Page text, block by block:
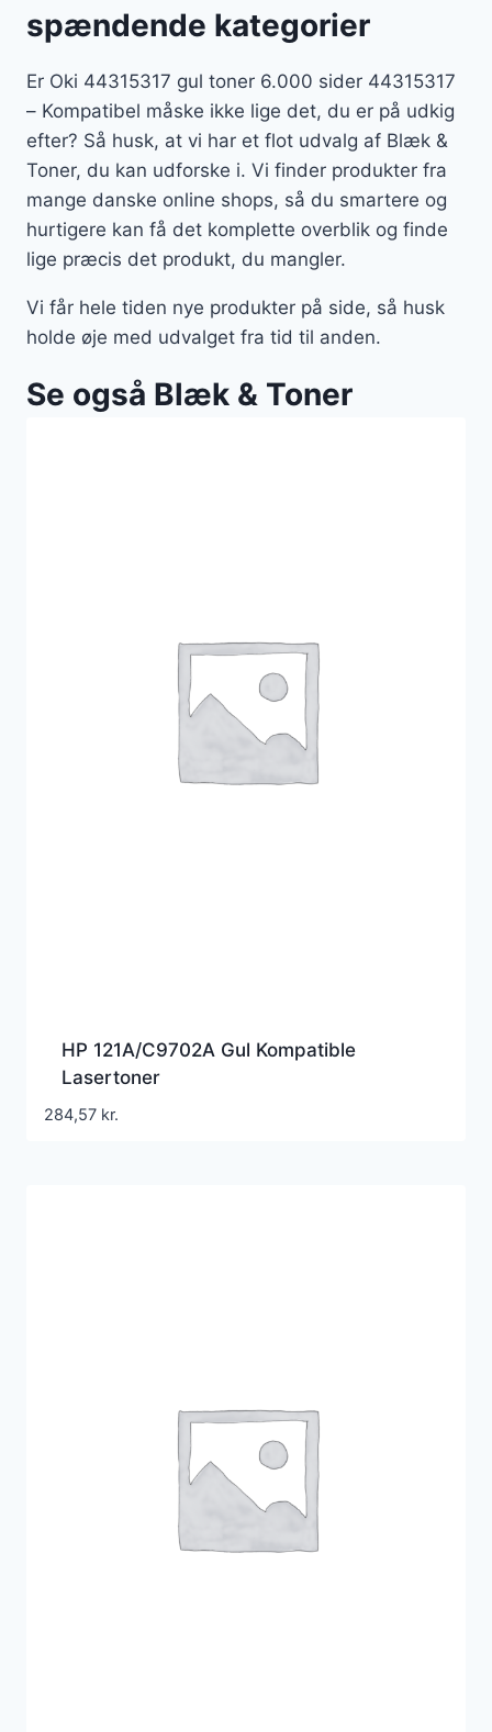
spændende kategorier
Er Oki 44315317 gul toner 6.000 sider 44315317
– Kompatibel måske ikke lige det, du er på udkig
efter? Så husk, at vi har et flot udvalg af Blæk &
Toner, du kan udforske i. Vi finder produkter fra
mange danske online shops, så du smartere og
hurtigere kan få det komplette overblik og finde
lige præcis det produkt, du mangler.
Vi får hele tiden nye produkter på side, så husk
holde øje med udvalget fra tid til anden.
Se også Blæk & Toner
HP 121A/C9702A Gul Kompatible
Lasertoner
284,57 kr.